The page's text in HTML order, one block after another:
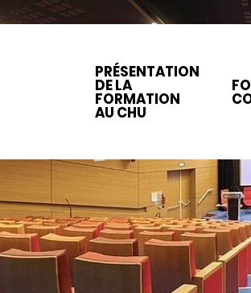
PRÉSENTATION
DE LA
FORMATION
AU CHU